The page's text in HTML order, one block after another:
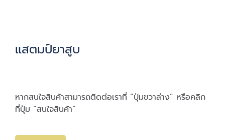
แสตมป์ยาสูบ
หากสนใจสินค้าสามารถติดต่อเราที่ “ปุ่มขวาล่าง” หรือคลิก
ที่ปุ่ม “สนใจสินค้า”